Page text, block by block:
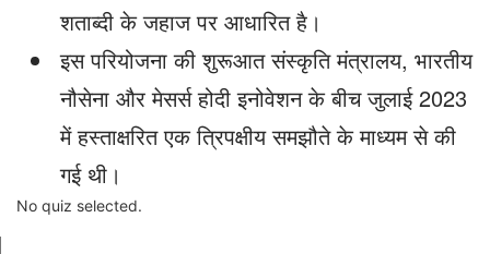
शताब्दी के जहाज पर आधारित है।
इस परियोजना की शुरूआत संस्कृति मंत्रालय, भारतीय
नौसेना और मेसर्स होदी इनोवेशन के बीच जुलाई 2023
में हस्ताक्षरित एक त्रिपक्षीय समझौते के माध्यम से की
गई थी।
No quiz selected.